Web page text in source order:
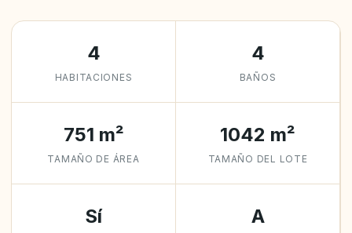
4
HABITACIONES
4
BAÑOS
751 m²
TAMAÑO DE ÁREA
1042 m²
TAMAÑO DEL LOTE
Sí A